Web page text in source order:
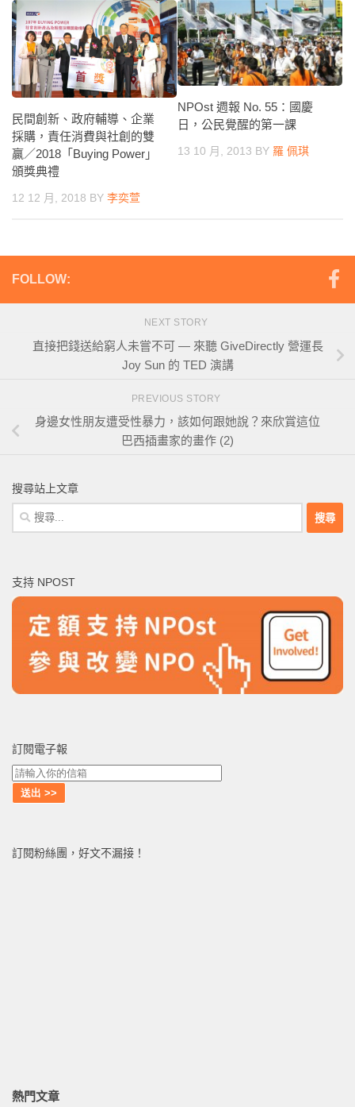
民間創新、政府輔導、企業
採購，責任消費與社創的雙
贏／2018「Buying Power」
頒獎典禮
12 12 月, 2018 BY 李奕萱
NPOst 週報 No. 55：國慶
日，公民覺醒的第一課
13 10 月, 2013 BY 羅 佩琪
FOLLOW:
NEXT STORY
直接把錢送給窮人未嘗不可 — 來聽 GiveDirectly 營運長
Joy Sun 的 TED 演講
PREVIOUS STORY
身邊女性朋友遭受性暴力，該如何跟她說？來欣賞這位
巴西插畫家的畫作 (2)
搜尋站上文章
搜
尋
字:
支持 NPOST
訂閱電子報
訂閱粉絲團，好文不漏接！
熱門文章